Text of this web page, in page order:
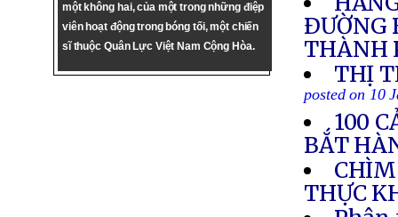
một không hai, của một trong những điệp
viên hoạt động trong bóng tối, một chiến
sĩ thuộc Quân Lực Việt Nam Cộng Hòa.
ÐƯỜNG
THÀNH
THỊ
posted on 10
100
BẮT
THỰC